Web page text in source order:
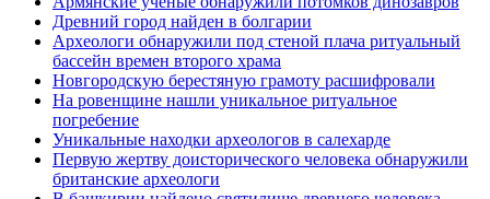
Древний город найден в болгарии
Археологи обнаружили под стеной плача ритуальный
бассейн времен второго храма
Новгородскую берестяную грамоту расшифровали
На ровенщине нашли уникальное ритуальное
погребение
Уникальные находки археологов в салехарде
Первую жертву доисторического человека обнаружили
британские археологи